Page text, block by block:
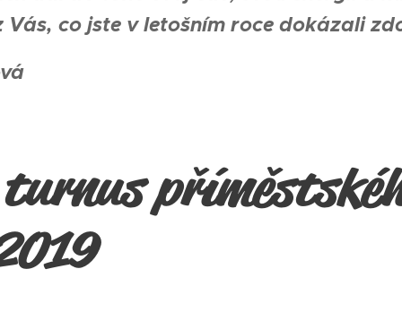
Vás, co jste v letošním roce dokázali